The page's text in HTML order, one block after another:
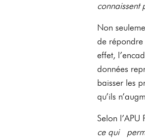
connaissent
Non
de répondre
effet,
données
baisser les
qu’ils
Selon l’APU
ce qui